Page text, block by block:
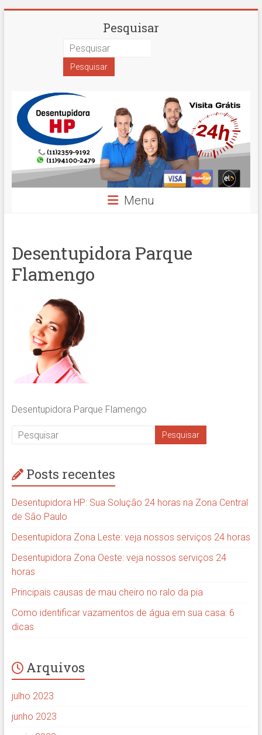
Desentupidora
Paulo
Hidro
Prime
Pesquisar
Menu
Desentupidora Parque
Flamengo
Desentupidora Parque Flamengo
Posts recentes
Desentupidora HP: Sua Solução 24 horas na Zona Central
de São Paulo
Desentupidora Zona Leste: veja nossos serviços 24 horas
Desentupidora Zona Oeste: veja nossos serviços 24
horas
Principais causas de mau cheiro no ralo da pia
Como identificar vazamentos de água em sua casa: 6
dicas
Arquivos
julho 2023
junho 2023